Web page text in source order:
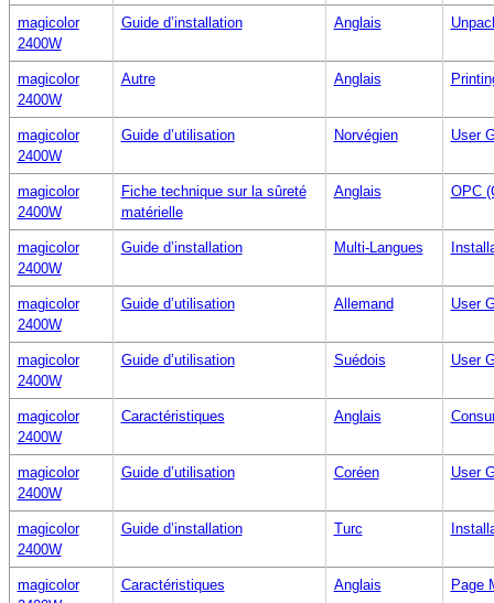
magicolor
2400W
Guide d’installation Anglais
magicolor
2400W
Autre Anglais
magicolor
2400W
Guide d’utilisation Norvégien User
magicolor
2400W
Fiche technique sur la sûreté
matérielle
Anglais OPC
magicolor
2400W
Guide d’installation Multi-Langues
magicolor
2400W
Guide d’utilisation Allemand User
magicolor
2400W
Guide d’utilisation Suédois User
magicolor
2400W
Caractéristiques Anglais
magicolor
2400W
Guide d’utilisation Coréen User
magicolor
2400W
Guide d’installation Turc
magicolor
Caractéristiques Anglais Page